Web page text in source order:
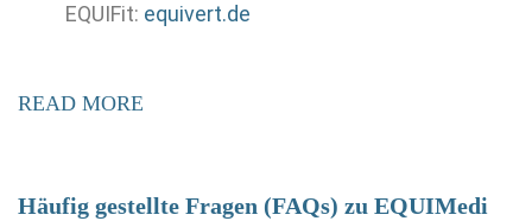
EQUIFit: equivert.de
READ MORE
Häufig gestellte Fragen (FAQs) zu EQUIMedi